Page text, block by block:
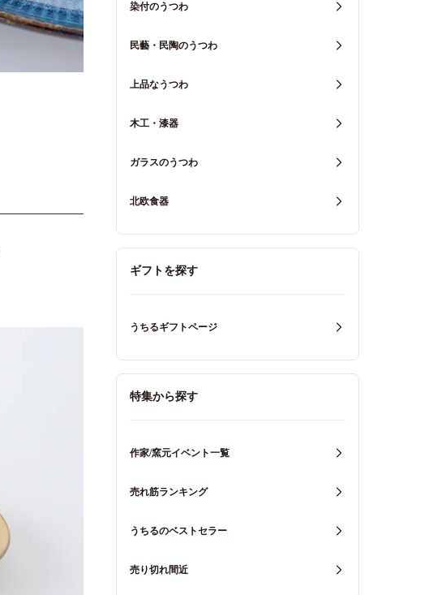
染付のうつわ
民藝・民陶のうつわ
上品なうつわ
木工・漆器
ガラスのうつわ
北欧食器
ギフトを探す
うちるギフトページ
特集から探す
作家/窯元イベント一覧
売れ筋ランキング
うちるのベストセラー
売り切れ間近